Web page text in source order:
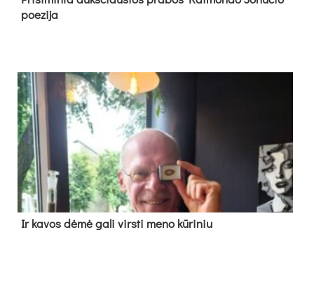
poe­zi­ja
Ir ka­vos dė­mė ga­li virs­ti me­no kū­ri­niu